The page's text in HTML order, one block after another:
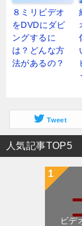
８ミリビデオ
をDVDにダビ
ングするに
は？どんな方
法があるの？
Tweet
人気記事TOP5
ビデ